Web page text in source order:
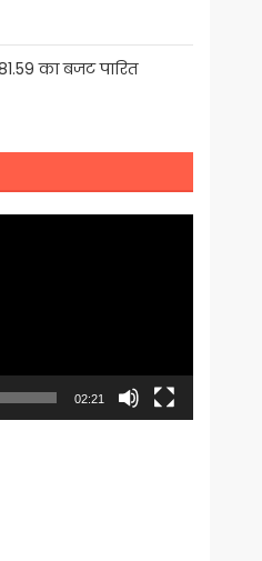
का बजट पारित
02:21